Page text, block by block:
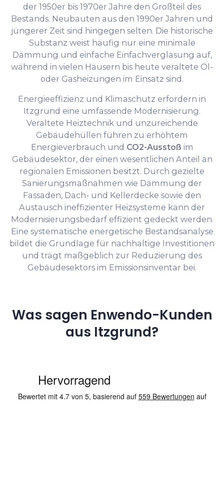
der 1950er bis 1970er Jahre den Großteil des
Bestands. Neubauten aus den 1990er Jahren und
jüngerer Zeit sind hingegen selten. Die historische
Substanz weist häufig nur eine minimale
Dämmung und einfache Einfachverglasung auf,
während in vielen Häusern bis heute veraltete Öl-
oder Gasheizungen im Einsatz sind.
Energieeffizienz und Klimaschutz erfordern in
Itzgrund eine umfassende Modernisierung.
Veraltete Heiztechnik und unzureichende
Gebäudehüllen führen zu erhöhtem
Energieverbrauch und CO2-Ausstoß im
Gebäudesektor, der einen wesentlichen Anteil an
regionalen Emissionen besitzt. Durch gezielte
Sanierungsmaßnahmen wie Dämmung der
Fassaden, Dach- und Kellerdecke sowie den
Austausch ineffizienter Heizsysteme kann der
Modernisierungsbedarf effizient gedeckt werden.
Eine systematische energetische Bestandsanalyse
bildet die Grundlage für nachhaltige Investitionen
und trägt maßgeblich zur Reduzierung des
Gebäudesektors im Emissionsinventar bei.
Was sagen Enwendo-Kunden
aus Itzgrund?